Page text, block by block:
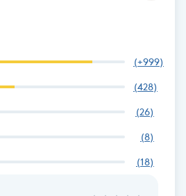
(+999)
(428)
(26)
(8)
(18)